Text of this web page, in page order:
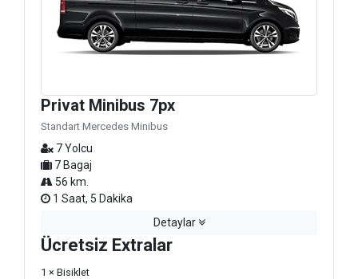
Privat Minibus 7px
Standart Mercedes Minibus
7 Yolcu
7 Bagaj
56 km.
1 Saat, 5 Dakika
Detaylar
Ücretsiz Extralar
1 × Bisiklet